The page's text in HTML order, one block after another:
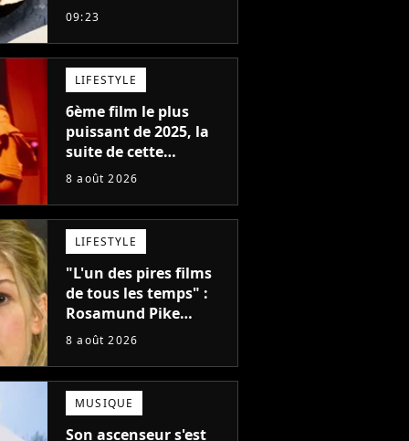
2026 au cinéma : cette
remplacer Jennifer
Lawrence chez Marvel
09:23
LIFESTYLE
6ème film le plus
puissant de 2025, la
suite de cette
franchise culte est
réalisateur claque la
porte pour "différends
créatifs"
8 août 2026
LIFESTYLE
"L'un des pires films
de tous les temps" :
Rosamund Pike
pensait que ce film
fiction avec Dwayne
Johnson mettrait fin à
sa carrière
8 août 2026
MUSIQUE
Son ascenseur s'est